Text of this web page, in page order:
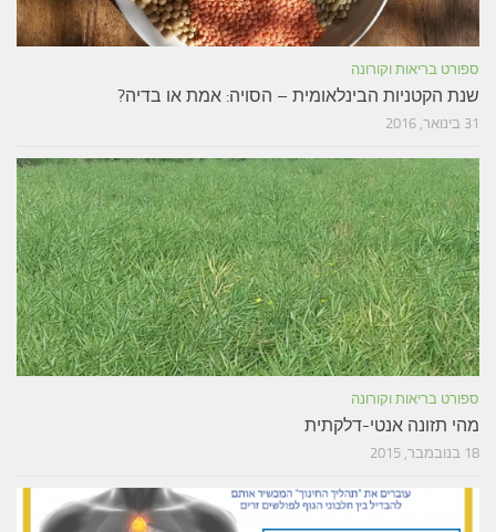
ספורט בריאות וקורונה
שנת הקטניות הבינלאומית – הסויה: אמת או בדיה?
31 בינואר, 2016
ספורט בריאות וקורונה
מהי תזונה אנטי-דלקתית
18 בנובמבר, 2015